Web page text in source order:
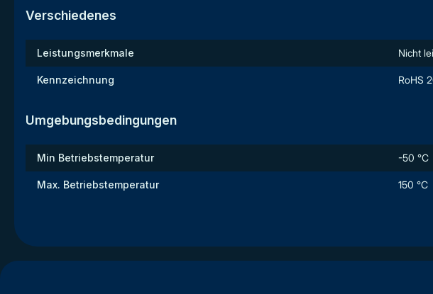
Verschiedenes
Leistungsmerkmale Nicht
Kennzeichnung RoHS
Umgebungsbedingungen
Min Betriebstemperatur -50 °C
Max. Betriebstemperatur 150 °C